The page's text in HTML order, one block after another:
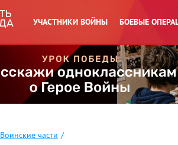
УЧАСТНИКИ ВОЙНЫ БОЕВЫЕ
Воинские части /